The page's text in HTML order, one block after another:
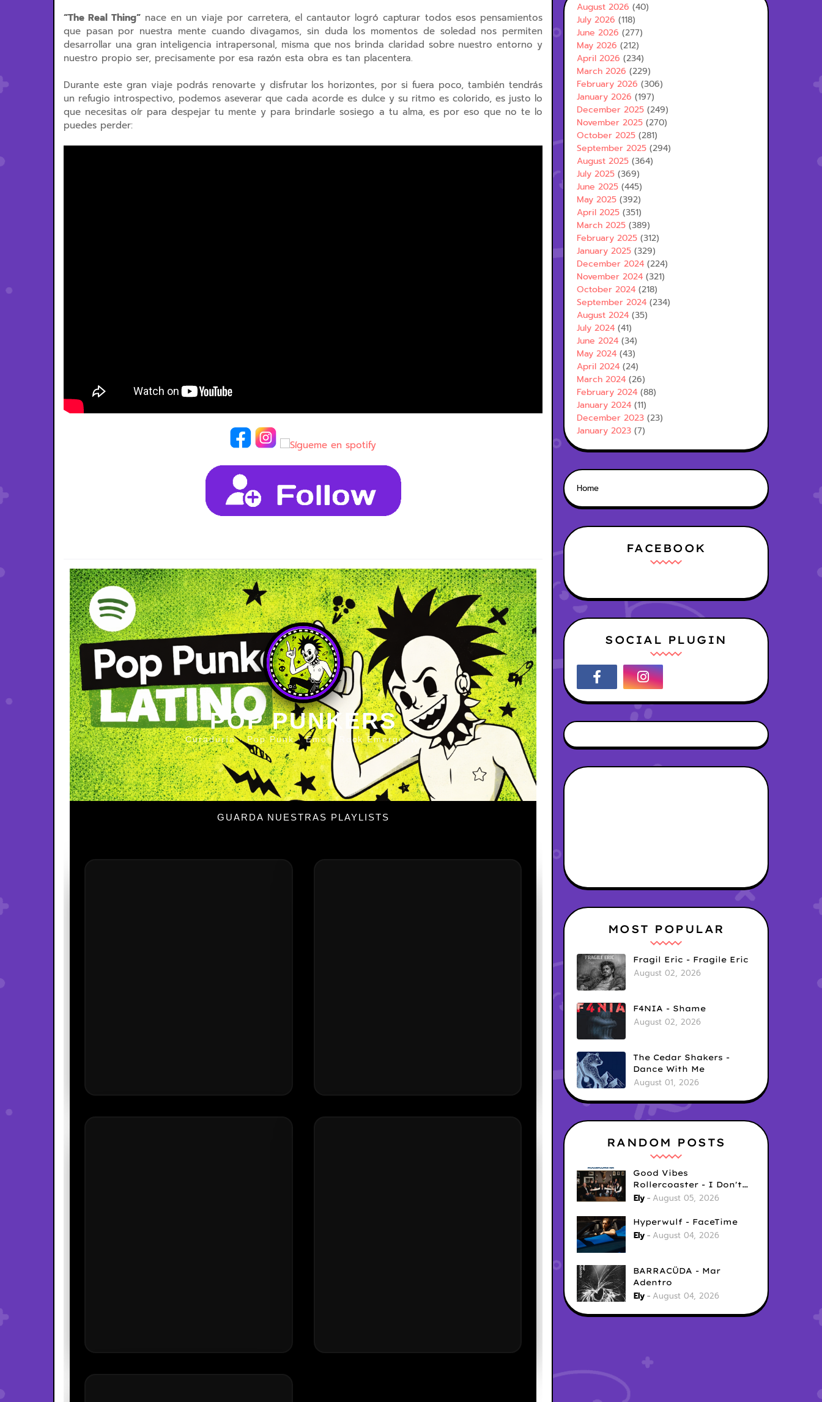
“The Real Thing” nace en un viaje por carretera, el cantautor logró capturar todos esos pensamientos
que pasan por nuestra mente cuando divagamos, sin duda los momentos de soledad nos permiten
desarrollar una gran inteligencia intrapersonal, misma que nos brinda claridad sobre nuestro entorno y
nuestro propio ser, precisamente por esa razón esta obra es tan placentera.
Durante este gran viaje podrás renovarte y disfrutar los horizontes, por si fuera poco, también tendrás
un refugio introspectivo, podemos aseverar que cada acorde es dulce y su ritmo es colorido, es justo lo
que necesitas oír para despejar tu mente y para brindarle sosiego a tu alma, es por eso que no te lo
puedes perder:
POP PUNKERS
Curaduría · Pop Punk · Emo · Rock Emergente
GUARDA NUESTRAS PLAYLISTS
August 2026 (40)
July 2026 (118)
June 2026 (277)
May 2026 (212)
April 2026 (234)
March 2026 (229)
February 2026 (306)
January 2026 (197)
December 2025 (249)
November 2025 (270)
October 2025 (281)
September 2025 (294)
August 2025 (364)
July 2025 (369)
June 2025 (445)
May 2025 (392)
April 2025 (351)
March 2025 (389)
February 2025 (312)
January 2025 (329)
December 2024 (224)
November 2024 (321)
October 2024 (218)
September 2024 (234)
August 2024 (35)
July 2024 (41)
June 2024 (34)
May 2024 (43)
April 2024 (24)
March 2024 (26)
February 2024 (88)
January 2024 (11)
December 2023 (23)
January 2023 (7)
Home
FACEBOOK
SOCIAL PLUGIN
MOST POPULAR
Fragil Eric - Fragile Eric
August 02, 2026
F4NIA - Shame
August 02, 2026
The Cedar Shakers -
Dance With Me
August 01, 2026
RANDOM POSTS
Good Vibes
Rollercoaster - I Don't
Care
Ely August 05, 2026
Hyperwulf - FaceTime
Ely August 04, 2026
BARRACÜDA - Mar
Adentro
Ely August 04, 2026